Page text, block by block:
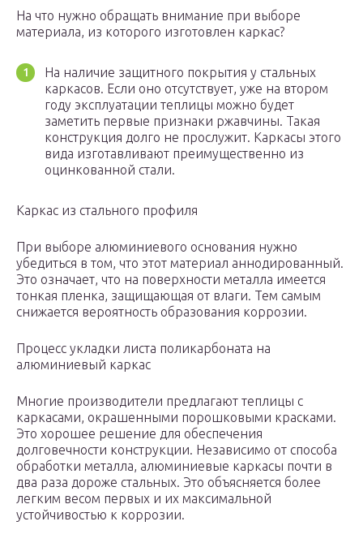
На что нужно обращать внимание при выборе
материала, из которого изготовлен каркас?
На наличие защитного покрытия у стальных
каркасов. Если оно отсутствует, уже на втором
году эксплуатации теплицы можно будет
заметить первые признаки ржавчины. Такая
конструкция долго не прослужит. Каркасы этого
вида изготавливают преимущественно из
оцинкованной стали.
Каркас из стального профиля
При выборе алюминиевого основания нужно
убедиться в том, что этот материал аннодированный.
Это означает, что на поверхности металла имеется
тонкая пленка, защищающая от влаги. Тем самым
снижается вероятность образования коррозии.
Процесс укладки листа поликарбоната на
алюминиевый каркас
Многие производители предлагают теплицы с
каркасами, окрашенными порошковыми красками.
Это хорошее решение для обеспечения
долговечности конструкции. Независимо от способа
обработки металла, алюминиевые каркасы почти в
два раза дороже стальных. Это объясняется более
легким весом первых и их максимальной
устойчивостью к коррозии.